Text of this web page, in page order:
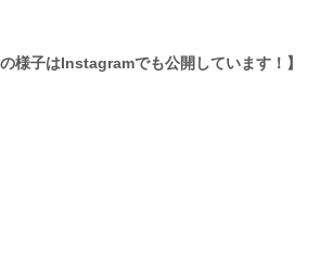
様子はInstagramでも公開しています！】